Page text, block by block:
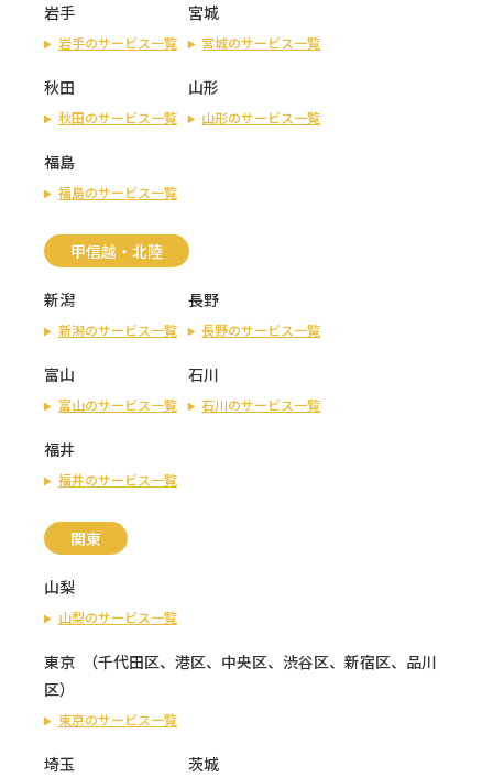
岩手
岩手のサービス一覧
宮城
宮城のサービス一覧
秋田
秋田のサービス一覧
山形
山形のサービス一覧
福島
福島のサービス一覧
甲信越・北陸
新潟
新潟のサービス一覧
長野
長野のサービス一覧
富山
富山のサービス一覧
石川
石川のサービス一覧
福井
福井のサービス一覧
関東
山梨
山梨のサービス一覧
東京 （千代田区、 港区、 中央区、 渋谷区、 新宿区、 品川
区）
東京のサービス一覧
埼玉 茨城